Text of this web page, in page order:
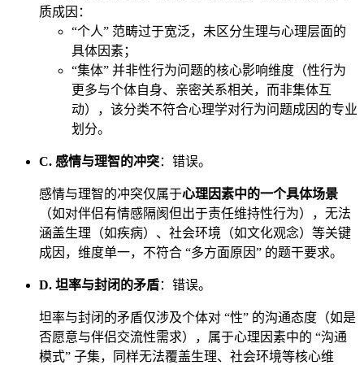
质成因：
“个人” 范畴过于宽泛，未区分生理与心理层面的
具体因素；
“集体” 并非性行为问题的核心影响维度（性行为
更多与个体自身、亲密关系相关，而非集体互
动），该分类不符合心理学对行为问题成因的专业
划分。
C. 感情与理智的冲突：错误。
感情与理智的冲突仅属于心理因素中的一个具体场景
（如对伴侣有情感隔阂但出于责任维持性行为），无法
涵盖生理（如疾病）、社会环境（如文化观念）等关键
成因，维度单一，不符合 “多方面原因” 的题干要求。
D. 坦率与封闭的矛盾：错误。
坦率与封闭的矛盾仅涉及个体对 “性” 的沟通态度（如是
否愿意与伴侣交流性需求），属于心理因素中的 “沟通
模式” 子集，同样无法覆盖生理、社会环境等核心维